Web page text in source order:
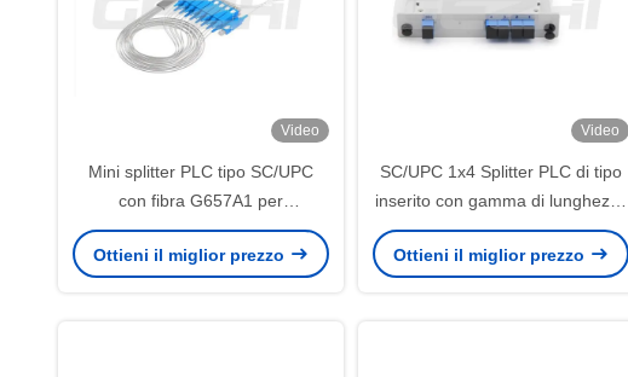
Video
Mini splitter PLC tipo SC/UPC
con fibra G657A1 per
distribuzione del segnale ottico a
bassa perdita di inserzione
Ottieni il miglior prezzo
Video
SC/UPC 1x4 Splitter PLC di tipo
inserito con gamma di lunghezza
d'onda operativa 1260 ∼ 1650
per reti a fibra ottica
Ottieni il miglior prezzo